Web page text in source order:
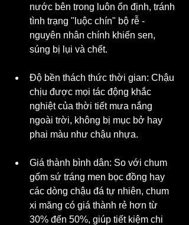
nước bên trong luôn ổn định, tránh
tình trạng "luộc chín" bộ rễ -
nguyên nhân chính khiến sen,
súng bị lụi và chết.
Độ bền thách thức thời gian: Chậu
chịu được mọi tác động khắc
nghiệt của thời tiết mưa nắng
ngoài trời, không bị mục bở hay
phai màu như chậu nhựa.
Giá thành bình dân: So với chum
gốm sứ tráng men bọc đồng hay
các dòng chậu đá tự nhiên, chum
xi măng có giá thành rẻ hơn từ
30% đến 50%, giúp tiết kiệm chi